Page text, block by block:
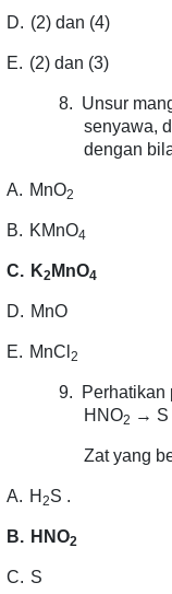
D. (2) dan (4)
E. (2) dan (3)
8. Unsur
senyawa,
dengan
A. MnO2
B. KMnO4
C. K2 MnO4
D. MnO
E. MnCl 2
9. Perhatikan
HNO2 → S
Zat yang
A. H 2S .
B. HNO2
C. S